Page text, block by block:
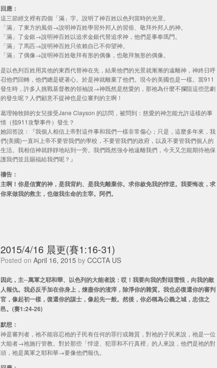
回應：
這三節經文裡有四個「滿」字。說明了神百姓以色列當時的光景。
「滿」了東方的風俗→說明神百姓學習外邦人的習俗、敬拜外邦人的神。
「滿」了金銀→說明神百姓以追求金銀代替追求神，他們是事奉瑪門。
「滿」了馬匹→說明神百姓只依賴自己不仰望神。
「滿」了偶像→說明神百姓敬拜有形的偶像，也敬拜無形的偶像。
是以色列百姓用其他的東西代替神在先，結果他們的光景就漸漸的遠離神，神終日呼
召他們回轉，他們總是硬著心。於是神就離棄了他們。現今的美國也是一樣。當911
發生時，許多人挑戰基督教的領袖說→神既然是慈愛的，那祂為什麼不攔阻這些悲劇
的發生呢？人們顧意不提神也是位審判的主啊！
葛理翰牧師的女兒接受Jane Clayson 的訪問，被問到：慈愛的神怎能允許這樣的事
情（指911攻擊事件）發生？
她回答說：『我個人相信上帝對這件事和我們一樣非常傷心；只是，這麼多年來，我
們(美國)一直叫上帝不要管我們的學校，不要管我們的政府，以及不要管我們個人的
生活。我相信神就靜靜地站到一旁。我們既然強令祂遠離我們，今天又怎能期待祂保
護我們並且賜福給我們呢？』
禱告：
主啊！你是信實的神，是我背約、是我先離棄你。求你赦免我的悖逆。我要悔改，求
你來做我的救主，也做我生命的主宰。阿們。
2015/4/16 晨更(賽1:16-31)
Posted on April 16, 2015 by CCCTA US
因此，主─萬軍之耶和華、以色列的大能者說：哎！我要向我的對頭雪恨，向我的敵
人報仇。我必反手加在你身上，煉盡你的渣滓，除淨你的雜質。我也必復還你的審判
官，像起初一樣，復還你的謀士，像起先一般。然後，你必稱為公義之城，忠信之
邑。(賽1:24-26)
默想：
神是審判者，祂不能容忍祂的子民有任何的罪行或雜質，對祂的子民來說，祂是一位
大能者→祂施行管教。對於那些「悖逆、犯罪和不行真裡」的人來說，他們是祂的對
頭，祂是萬軍之耶和華→要像他們報仇。